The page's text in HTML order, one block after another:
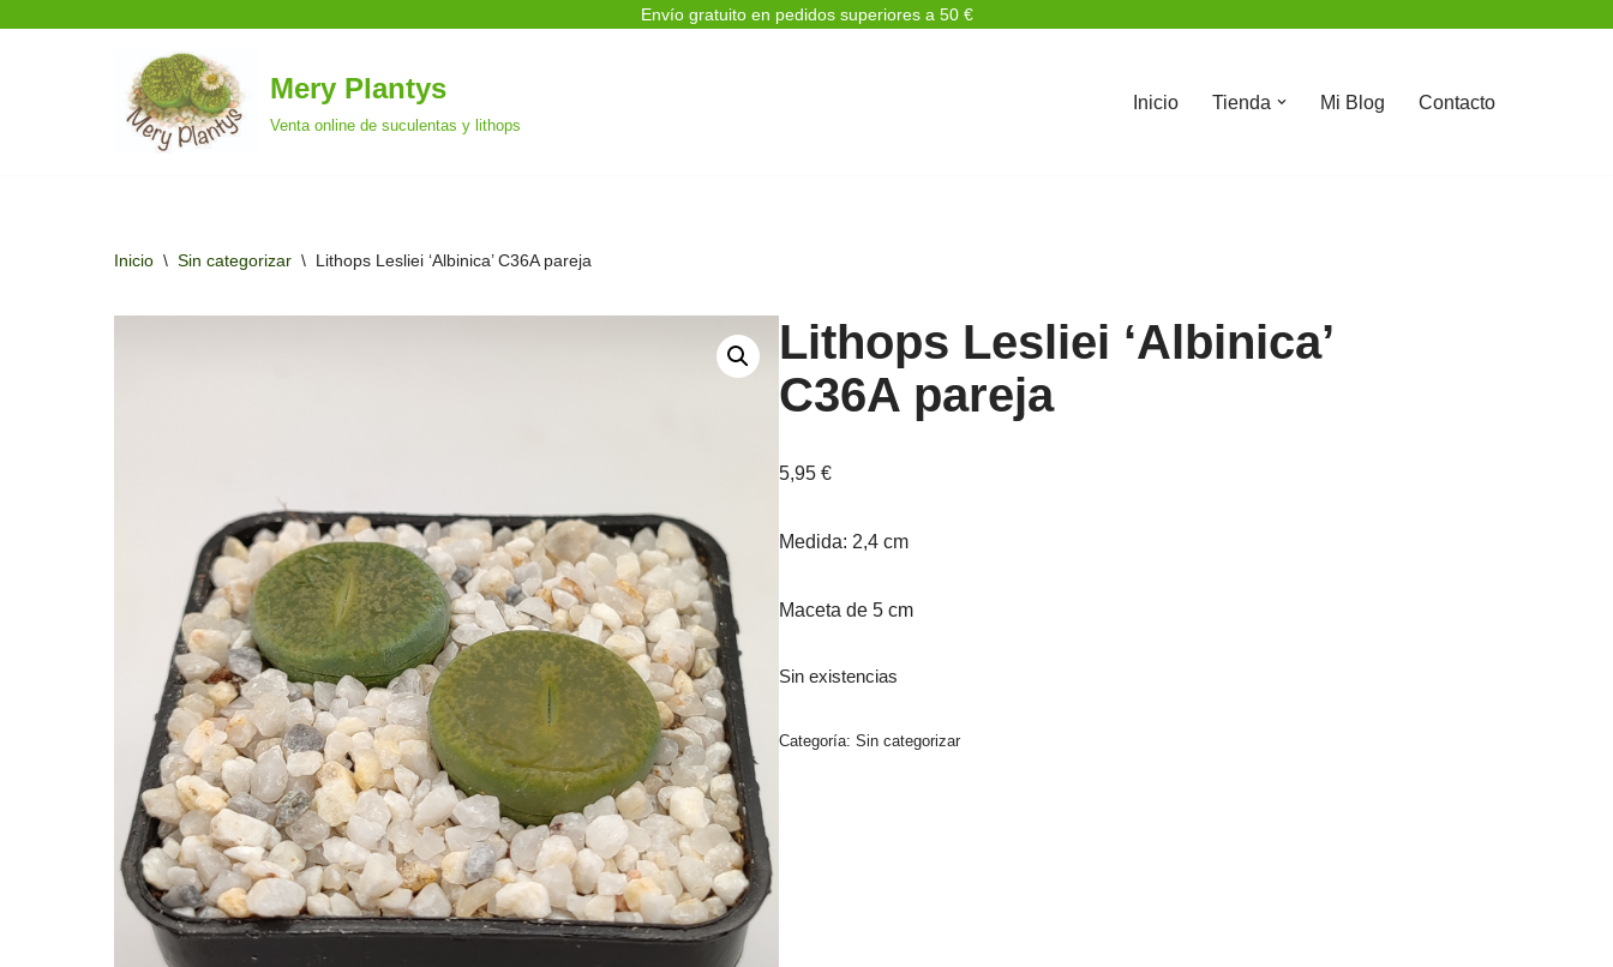
Envío gratuito en pedidos superiores a 50 €
Mery Plantys
Venta online de suculentas y lithops
Inicio Tienda Mi Blog Contacto
Inicio \ Sin categorizar \ Lithops Lesliei ‘Albinica’ C36A pareja
Lithops Lesliei ‘Albinica’
C36A pareja
5,95 €
Medida: 2,4 cm
Maceta de 5 cm
Sin existencias
Categoría: Sin categorizar